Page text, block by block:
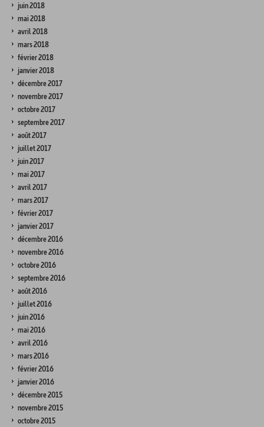
juin 2018
mai 2018
avril 2018
mars 2018
février 2018
janvier 2018
décembre 2017
novembre 2017
octobre 2017
septembre 2017
août 2017
juillet 2017
juin 2017
mai 2017
avril 2017
mars 2017
février 2017
janvier 2017
décembre 2016
novembre 2016
octobre 2016
septembre 2016
août 2016
juillet 2016
juin 2016
mai 2016
avril 2016
mars 2016
février 2016
janvier 2016
décembre 2015
novembre 2015
octobre 2015